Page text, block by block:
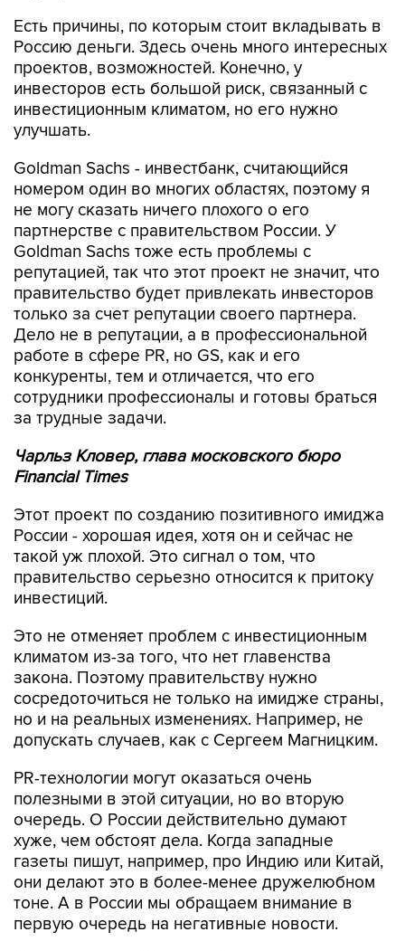
Есть причины, по которым стоит вкладывать в
Россию деньги. Здесь очень много интересных
проектов, возможностей. Конечно, у
инвесторов есть большой риск, связанный с
инвестиционным климатом, но его нужно
улучшать.
Goldman Sachs - инвестбанк, считающийся
номером один во многих областях, поэтому я
не могу сказать ничего плохого о его
партнерстве с правительством России. У
Goldman Sachs тоже есть проблемы с
репутацией, так что этот проект не значит, что
правительство будет привлекать инвесторов
только за счет репутации своего партнера.
Дело не в репутации, а в профессиональной
работе в сфере PR, но GS, как и его
конкуренты, тем и отличается, что его
сотрудники профессионалы и готовы браться
за трудные задачи.
Чарльз Кловер, глава московского бюро
Financial Times
Этот проект по созданию позитивного имиджа
России - хорошая идея, хотя он и сейчас не
такой уж плохой. Это сигнал о том, что
правительство серьезно относится к притоку
инвестиций.
Это не отменяет проблем с инвестиционным
климатом из-за того, что нет главенства
закона. Поэтому правительству нужно
сосредоточиться не только на имидже страны,
но и на реальных изменениях. Например, не
допускать случаев, как с Сергеем Магницким.
PR-технологии могут оказаться очень
полезными в этой ситуации, но во вторую
очередь. О России действительно думают
хуже, чем обстоят дела. Когда западные
газеты пишут, например, про Индию или Китай,
они делают это в более-менее дружелюбном
тоне. А в России мы обращаем внимание в
первую очередь на негативные новости.